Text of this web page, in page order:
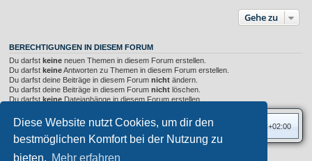
Diese Website nutzt Cookies, um dir den
bestmöglichen Komfort bei der Nutzung zu
bieten. Mehr erfahren
Gehe zu
BERECHTIGUNGEN IN DIESEM FORUM
Du darfst keine neuen Themen in diesem Forum erstellen.
Du darfst keineAntworten zu Themen in diesem Forum erstellen.
Du darfst deine Beiträge in diesem Forum nicht ändern.
Du darfst deine Beiträge in diesem Forum nicht löschen.
Du darfst keine Dateianhänge in diesem Forum erstellen.
Foren-Übersicht Alle Zeiten sind UTC+02:00